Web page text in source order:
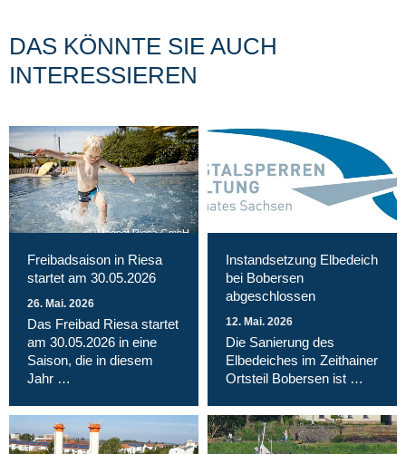
DAS KÖNNTE SIE AUCH
INTERESSIEREN
Magnet Riesa GmbH
Freibadsaison in Riesa
startet am 30.05.2026
26. Mai. 2026
Das Freibad Riesa startet
am 30.05.2026 in eine
Saison, die in diesem
Jahr …
Instandsetzung Elbedeich
bei Bobersen
abgeschlossen
12. Mai. 2026
Die Sanierung des
Elbedeiches im Zeithainer
Ortsteil Bobersen ist …